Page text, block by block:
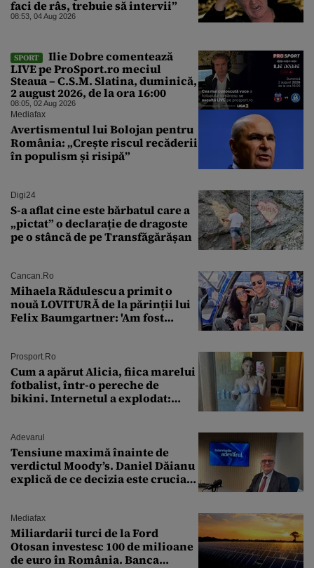
faci de râs, trebuie să intervii”
08:53, 04 Aug 2026
SPORT
Ilie Dobre comentează
LIVE pe ProSport.ro meciul
Steaua – C.S.M. Slatina, duminică,
2 august 2026, de la ora 16:00
08:05, 02 Aug 2026
Mediafax
Avertismentul lui Bolojan pentru
România: „Crește riscul recăderii
în populism și risipă”
Digi24
S-a aflat cine este bărbatul care a
„pictat” o declarație de dragoste
pe o stâncă de pe Transfăgărășan
Cancan.ro
Mihaela Rădulescu a primit o
nouă LOVITURĂ de la părinții lui
Felix Baumgartner: 'Am fost
Prosport.ro
Cum a apărut Alicia, fiica marelui
fotbalist, într-o pereche de
bikini. Internetul a explodat:
Adevarul
Tensiune maximă înainte de
verdictul Moody’s. Daniel Dăianu
explică de ce decizia este crucială
Mediafax
Miliardarii turci de la Ford
Otosan investesc 100 de milioane
de euro în România. Banca